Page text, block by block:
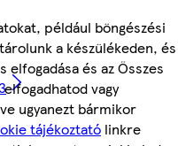
például böngészési
a készülékeden, és
elfogadása és az Összes
vagy
ugyanezt bármikor
tájékoztató linkre